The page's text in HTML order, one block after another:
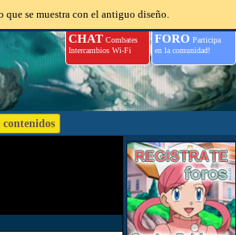
se muestra con el antiguo diseño.
FORO Participa
en la comunidad!
CHATCombates
Intercambios Wi-Fi